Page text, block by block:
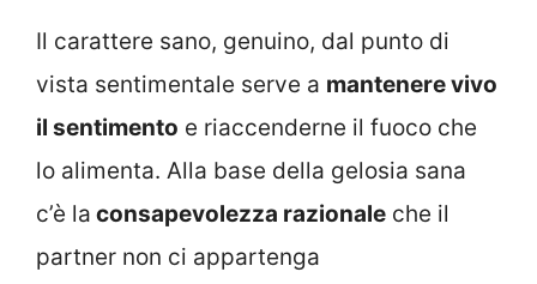
Il carattere sano, genuino, dal punto di
vista sentimentale serve a mantenere vivo
il sentimento e riaccenderne il fuoco che
lo alimenta. Alla base della gelosia sana
c’è la consapevolezza razionale che il
partner non ci appartenga